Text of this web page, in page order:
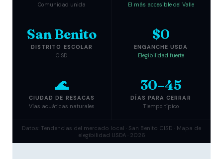
Comunidad unida
El más accesible del Valle
San Benito
DISTRITO ESCOLAR
CISD
$0
ENGANCHE USDA
Elegibilidad fuerte
🌊
CIUDAD DE RESACAS
Vías acuáticas naturales
30–45
DÍAS PARA CERRAR
Tiempo típico
Datos: Tendencias del mercado local · San Benito CISD · Mapa de
elegibilidad USDA · 2026